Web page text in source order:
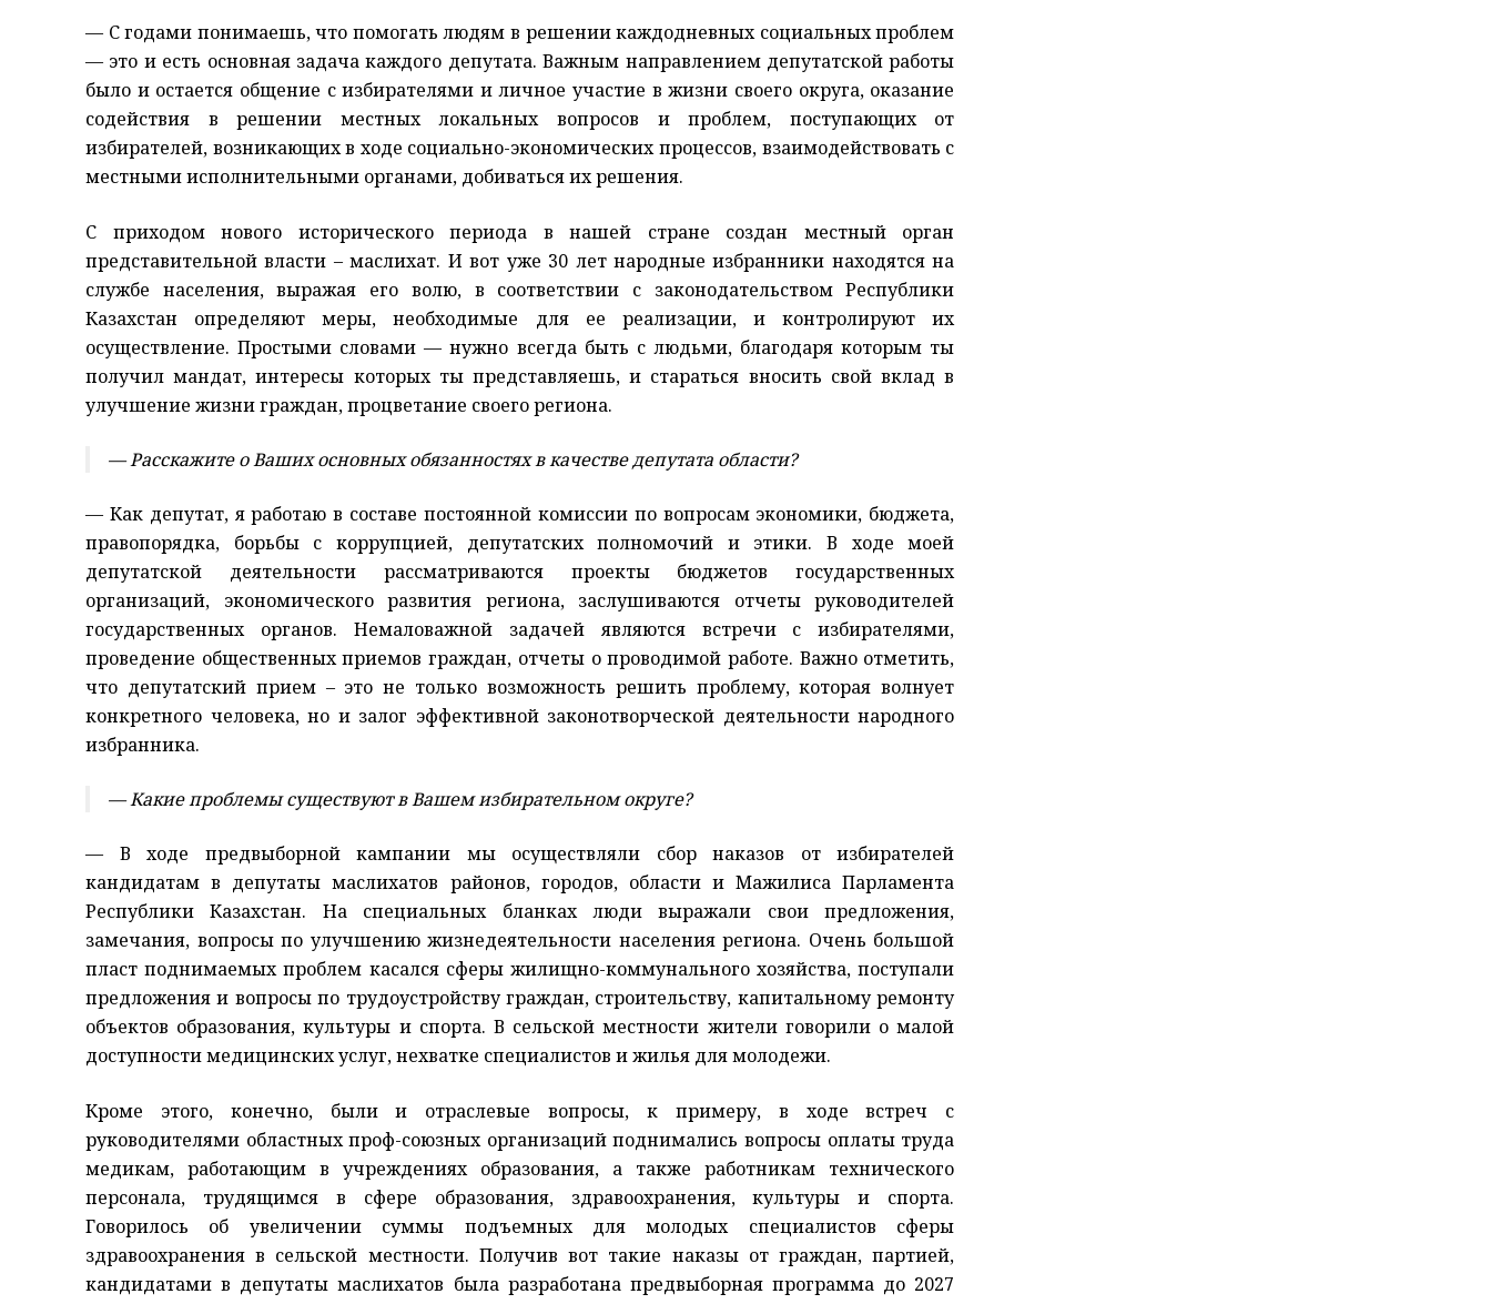
— С годами понимаешь, что помогать людям в решении каждодневных социальных проблем
— это и есть основная задача каждого депутата. Важным направлением депутатской работы
было и остается общение с избирателями и личное участие в жизни своего округа, оказание
содействия в решении местных локальных вопросов и проблем, поступающих от
избирателей, возникающих в ходе социально-экономических процессов, взаимодействовать с
местными исполнительными органами, добиваться их решения.
С приходом нового исторического периода в нашей стране создан местный орган
представительной власти – маслихат. И вот уже 30 лет народные избранники находятся на
службе населения, выражая его волю, в соответствии с законодательством Республики
Казахстан определяют меры, необходимые для ее реализации, и контролируют их
осуществление. Простыми словами — нужно всегда быть с людьми, благодаря которым ты
получил мандат, интересы которых ты представляешь, и стараться вносить свой вклад в
улучшение жизни граждан, процветание своего региона.
— Расскажите о Ваших основных обязанностях в качестве депутата области?
— Как депутат, я работаю в составе постоянной комиссии по вопросам экономики, бюджета,
правопорядка, борьбы с коррупцией, депутатских полномочий и этики. В ходе моей
депутатской деятельности рассматриваются проекты бюджетов государственных
организаций, экономического развития региона, заслушиваются отчеты руководителей
государственных органов. Немаловажной задачей являются встречи с избирателями,
проведение общественных приемов граждан, отчеты о проводимой работе. Важно отметить,
что депутатский прием – это не только возможность решить проблему, которая волнует
конкретного человека, но и залог эффективной законотворческой деятельности народного
избранника.
— Какие проблемы существуют в Вашем избирательном округе?
— В ходе предвыборной кампании мы осуществляли сбор наказов от избирателей
кандидатам в депутаты маслихатов районов, городов, области и Мажилиса Парламента
Республики Казахстан. На специальных бланках люди выражали свои предложения,
замечания, вопросы по улучшению жизнедеятельности населения региона. Очень большой
пласт поднимаемых проблем касался сферы жилищно-коммунального хозяйства, поступали
предложения и вопросы по трудоустройству граждан, строительству, капитальному ремонту
объектов образования, культуры и спорта. В сельской местности жители говорили о малой
доступности медицинских услуг, нехватке специалистов и жилья для молодежи.
Кроме этого, конечно, были и отраслевые вопросы, к примеру, в ходе встреч с
руководителями областных проф-союзных организаций поднимались вопросы оплаты труда
медикам, работающим в учреждениях образования, а также работникам технического
персонала, трудящимся в сфере образования, здравоохранения, культуры и спорта.
Говорилось об увеличении суммы подъемных для молодых специалистов сферы
здравоохранения в сельской местности. Получив вот такие наказы от граждан, партией,
кандидатами в депутаты маслихатов была разработана предвыборная программа до 2027